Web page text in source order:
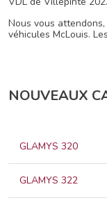
Nous vous attendons,
véhicules McLouis.
NOUVEAUX
GLAMYS 320
GLAMYS 322